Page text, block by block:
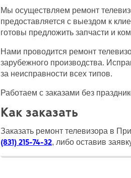
Мы осуществляем ремонт
предоставляется с выездом к
готовы предложить запчасти и
Нами проводится ремонт
зарубежного производства.
за неисправности всех типов.
Работаем с заказами без
Как заказать
Заказать ремонт телевизора в
(831) 215-74-32, либо оставив